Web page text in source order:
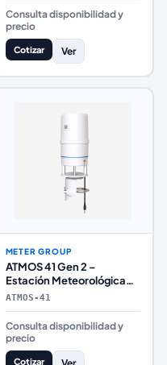
Consulta disponibilidad y
precio
Cotizar Ver
METER GROUP
ATMOS 41 Gen 2 –
Estación Meteorológica
Todo en Uno Profesional
ATMOS-41
Consulta disponibilidad y
precio
Cotizar Ver